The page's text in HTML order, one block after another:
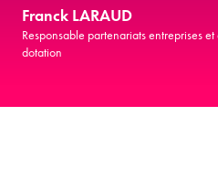
Franck LARAUD
Responsable partenariats entreprises
dotation